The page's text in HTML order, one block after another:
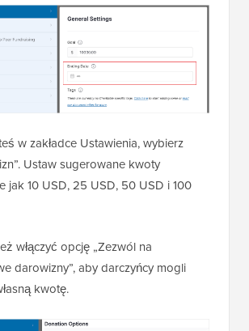
w zakładce Ustawienia, wybierz
Ustaw sugerowane kwoty
jak 10 USD, 25 USD, 50 USD i 100
włączyć opcję „Zezwól na
darowizny”, aby darczyńcy mogli
kwotę.